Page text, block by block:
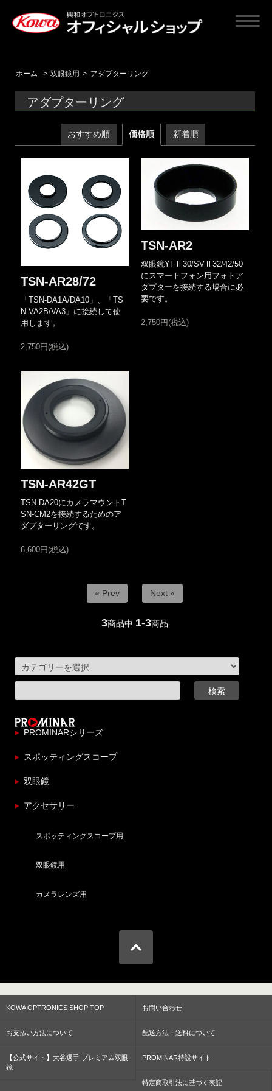
ホーム > 双眼鏡用 > アダプターリング
アダプターリング
おすすめ順 価格順 新着順
TSN-AR28/72
「TSN-DA1A/DA10」、「TS
N-VA2B/VA3」に接続して使
用します。
2,750円(税込)
TSN-AR2
双眼鏡YFⅡ30/SVⅡ32/42/50
にスマートフォン用フォトア
ダプターを接続する場合に必
要です。
2,750円(税込)
TSN-AR42GT
TSN-DA20にカメラマウントT
SN-CM2を接続するためのア
ダプターリングです。
6,600円(税込)
« Prev Next »
3商品中 1-3商品
PROMINARシリーズ
スポッティングスコープ
双眼鏡
アクセサリー
スポッティングスコープ用
双眼鏡用
カメラレンズ用
KOWA OPTRONICS SHOP TOP お問い合わせ
お支払い方法について 配送方法・送料について
【公式サイト】大谷選手 プレミアム双眼
鏡
PROMINAR特設サイト
特定商取引法に基づく表記